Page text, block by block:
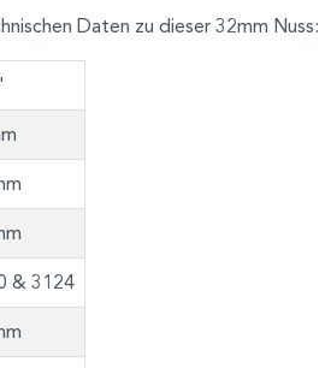
Daten zu dieser 32mm Nuss:
& 3124